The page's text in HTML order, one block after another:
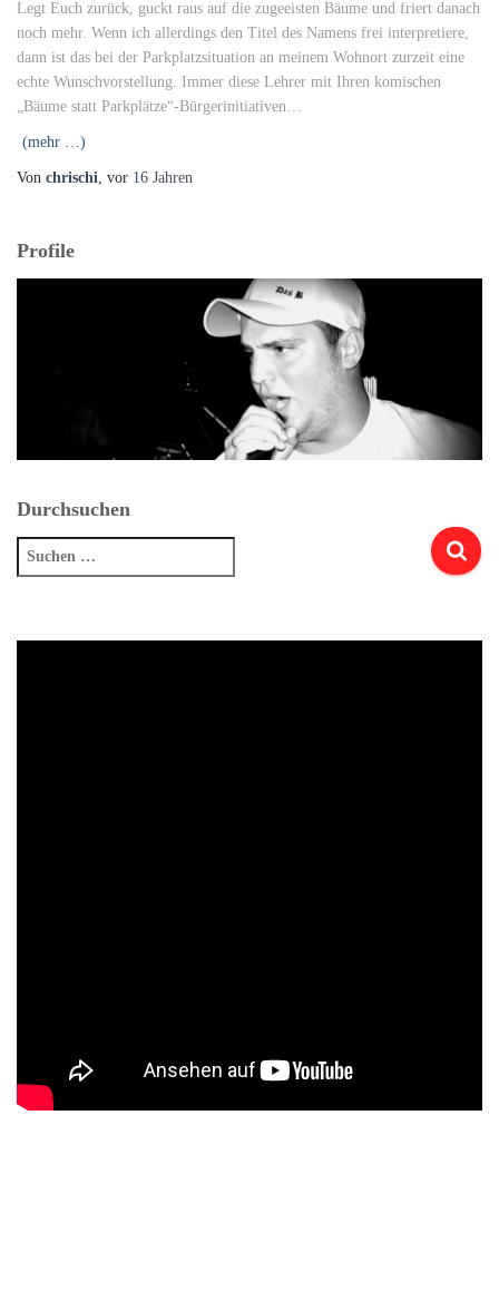
Legt Euch zurück, guckt raus auf die zugeeisten Bäume und friert danach
noch mehr. Wenn ich allerdings den Titel des Namens frei interpretiere,
dann ist das bei der Parkplatzsituation an meinem Wohnort zurzeit eine
echte Wunschvorstellung. Immer diese Lehrer mit Ihren komischen
„Bäume statt Parkplätze“-Bürgerinitiativen…
(mehr …)
Von chrischi, vor 16 Jahren
Profile
Durchsuchen
Suchen
nach: